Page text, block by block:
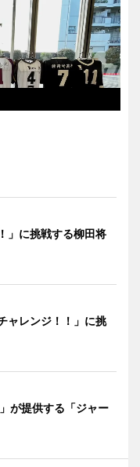
」に挑戦する柳田将
ャレンジ！！」に挑
が提供する「ジャー